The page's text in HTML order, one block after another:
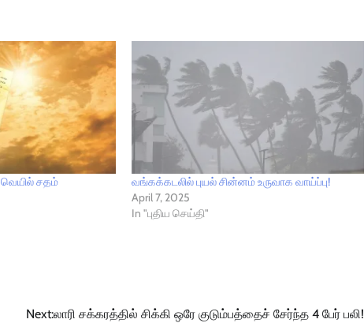
வெயில் சதம்
வங்கக்கடலில் புயல் சின்னம் உருவாக வாய்ப்பு!
April 7, 2025
In "புதிய செய்தி"
Next:லாரி சக்கரத்தில் சிக்கி ஒரே குடும்பத்தைச் சேர்ந்த 4 பேர் பலி!